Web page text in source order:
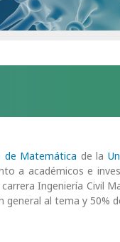
de Matemática de la
a académicos e
Ingeniería Civil
general al tema y 50%